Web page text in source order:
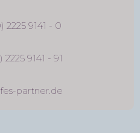
2225 9141 - 0
9141 - 91
partner.de